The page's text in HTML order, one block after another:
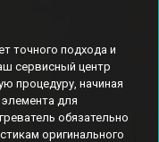
точного подхода и
сервисный центр
процедуру, начиная
для
обязательно
оригинального